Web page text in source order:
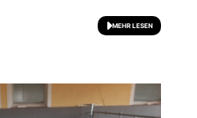
MEHR LESEN